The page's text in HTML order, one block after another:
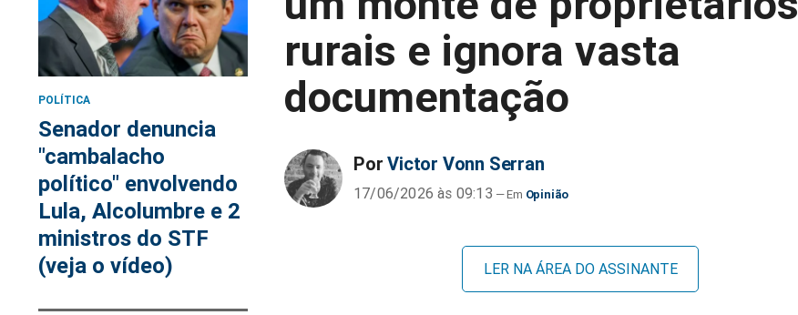
POLÍTICA
Senador denuncia
"cambalacho
político" envolvendo
Lula, Alcolumbre e 2
ministros do STF
(veja o vídeo)
rurais e ignora vasta
documentação
Por Victor Vonn Serran
17/06/2026 às 09:13 Opinião
LER NA ÁREA DO ASSINANTE